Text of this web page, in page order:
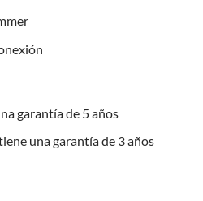
garantía de 5 años
una garantía de 3 años